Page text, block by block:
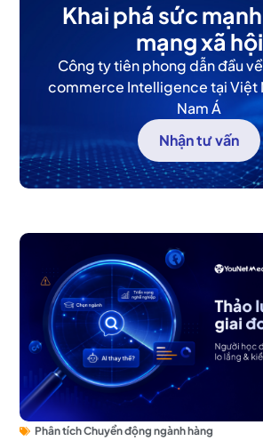
Khai phá sức
mạng xã hội
Công ty tiên phong dẫn đầu
commerce Intelligence tại Việt
Nam Á
Nhận tư vấn
Phân tích Chuyển động ngành hàng